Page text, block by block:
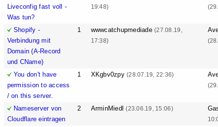
Liveconfig fast voll -
Was tun?
19:48)
Shopify -
Verbindung mit
Domain (A-Record
und CName)
1 wwwcatchupmediade(27.08.19,
17:38)
You don't have
permission to access
/ on this server.
1 XKgbv0zpy(28.07.19, 22:36)
Nameserver von
Cloudflare eintragen
2 ArminMiedl(23.06.19, 15:06)